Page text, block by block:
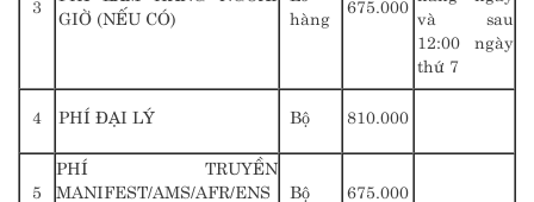
GIỜ (NẾU CÓ)
hàng
và sau
12:00 ngày
thứ 7
4 PHÍ ĐẠI LÝ Bộ 810.000
5
PHÍ TRUYỀN
MANIFEST/AMS/AFR/ENS
Bộ 675.000